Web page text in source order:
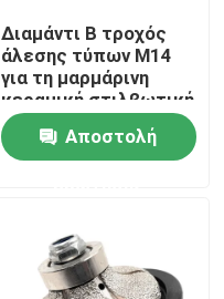
Διαμάντι Β τροχός
άλεσης τύπων M14
για τη μαρμάρινη
κεραμική στιλβωτική
ουσία πετρών
γρανίτηΑποστολή